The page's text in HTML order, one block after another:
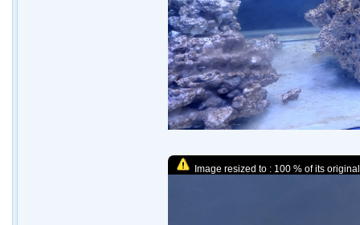
Image resized to : 100 % of its